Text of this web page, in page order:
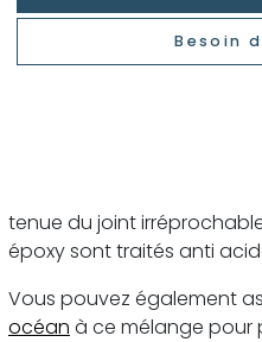
Besoin
tenue du joint
époxy sont traités anti
Vous pouvez également
océan à ce mélange pour